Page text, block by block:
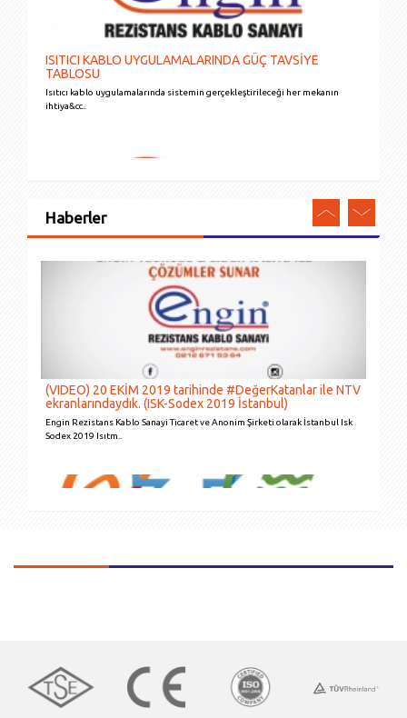
ISITICI KABLO UYGULAMALARINDA GÜÇ TAVSİYE
TABLOSU
Isıtıcı kablo uygulamalarında sistemin gerçekleştirileceği her mekanın
ihtiya&cc..
ISITICI KABLO SİSTEMLERİNİN DIŞ MEKANLARDA
Çatı yüzeylerinde, çatı oluklarında ve iniş borularında kar birikimi..
UYGULAMALARI
ISITICI KABLO SİSTEMLERİNİN İÇ MEKANLARDA
KULLANIM ŞEKİLLERİ
Isıtıcı kablo sistemlerinin, iç mekan ve dış mekan olmak üzere gün&uum..
Haberler
(VIDEO) 20 EKİM 2019 tarihinde #DeğerKatanlar ile NTV
ekranlarındaydık. (ISK-Sodex 2019 İstanbul)
Engin Rezistans Kablo Sanayi Ticaret ve Anonim Şirketi olarak İstanbul Isk
Sodex 2019 Isıtm..